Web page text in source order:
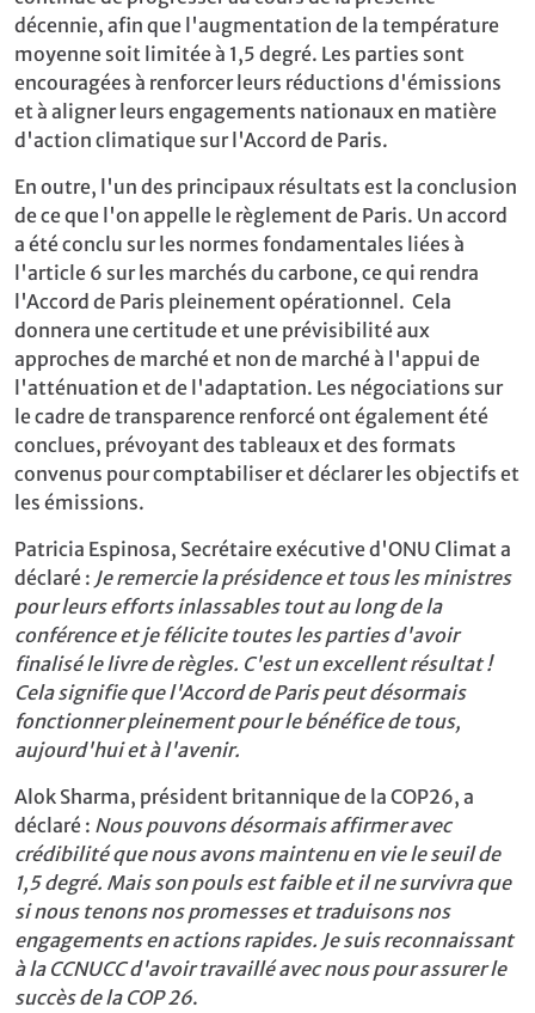
décennie, afin que l'augmentation de la température
moyenne soit limitée à 1,5 degré. Les parties sont
encouragées à renforcer leurs réductions d'émissions
et à aligner leurs engagements nationaux en matière
d'action climatique sur l'Accord de Paris.
En outre, l'un des principaux résultats est la conclusion
de ce que l'on appelle le règlement de Paris. Un accord
a été conclu sur les normes fondamentales liées à
l'article 6 sur les marchés du carbone, ce qui rendra
l'Accord de Paris pleinement opérationnel. Cela
donnera une certitude et une prévisibilité aux
approches de marché et non de marché à l'appui de
l'atténuation et de l'adaptation. Les négociations sur
le cadre de transparence renforcé ont également été
conclues, prévoyant des tableaux et des formats
convenus pour comptabiliser et déclarer les objectifs et
les émissions.
Patricia Espinosa, Secrétaire exécutive d'ONU Climat a
déclaré : Je remercie la présidence et tous les ministres
pour leurs efforts inlassables tout au long de la
conférence et je félicite toutes les parties d'avoir
finalisé le livre de règles. C'est un excellent résultat !
Cela signifie que l'Accord de Paris peut désormais
fonctionner pleinement pour le bénéfice de tous,
aujourd'hui et à l'avenir.
Alok Sharma, président britannique de la COP26, a
déclaré : Nous pouvons désormais affirmer avec
crédibilité que nous avons maintenu en vie le seuil de
1,5 degré. Mais son pouls est faible et il ne survivra que
si nous tenons nos promesses et traduisons nos
engagements en actions rapides. Je suis reconnaissant
à la CCNUCC d'avoir travaillé avec nous pour assurer le
succès de la COP 26.